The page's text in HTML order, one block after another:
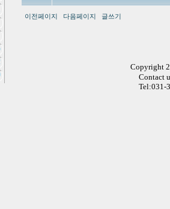
이전페이지 다음페이지 글쓰기
Copyright
Contact
Tel:031-